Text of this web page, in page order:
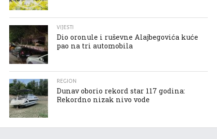
VIJESTI
Dio oronule i ruševne Alajbegovića kuće
pao na tri automobila
REGION
Dunav oborio rekord star 117 godina:
Rekordno nizak nivo vode